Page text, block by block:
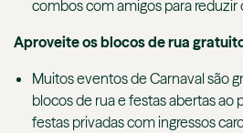
combos com amigos para reduzir
Aproveite os blocos de rua
Muitos eventos de Carnaval são
blocos de rua e festas abertas ao
festas privadas com ingressos